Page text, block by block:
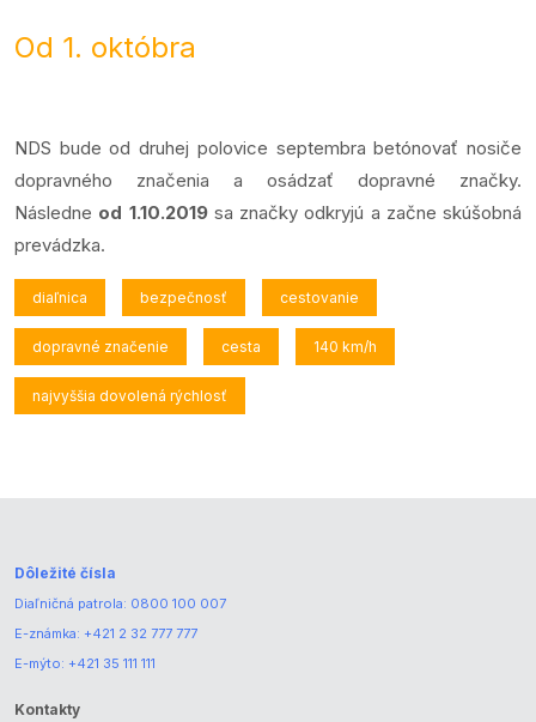
Od 1. októbra
NDS bude od druhej polovice septembra betónovať nosiče
dopravného značenia a osádzať dopravné značky.
Následne od 1.10.2019sa značky odkryjú a začne skúšobná
prevádzka.
diaľnica bezpečnosť cestovanie
dopravné značenie cesta 140 km/h
najvyššia dovolená rýchlosť
Dôležité čísla
Diaľničná patrola: 0800 100 007
E-známka: +421 2 32 777 777
E-mýto: +421 35 111 111
Kontakty